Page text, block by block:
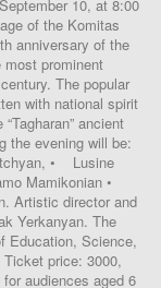
10, at 8:00
of the Komitas
anniversary of the
prominent
The popular
with national spirit
ancient
the evening will be:
• Lusine
Mamikonian •
Artistic director and
Yerkanyan. The
Education, Science,
price: 3000,
audiences aged 6